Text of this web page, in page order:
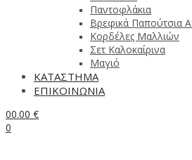
Παντοφλάκια
Βρεφικά Παπούτσια
Κορδέλες Μαλλιών
Σετ Καλοκαίρινα
Μαγιό
ΚΑΤΑΣΤΗΜΑ
ΕΠΙΚΟΙΝΩΝΙΑ
00.00 €
0